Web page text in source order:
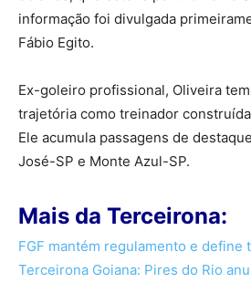
informação foi divulgada
Fábio Egito.
Ex-goleiro profissional, Oliveira
trajetória como treinador
Ele acumula passagens de
José-SP e Monte Azul-SP.
Mais da Terceirona:
FGF mantém regulamento e define
Terceirona Goiana: Pires do Rio